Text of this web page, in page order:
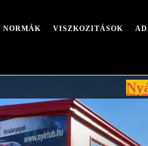
NORMÁK VISZKOZITÁSOK
Nyári